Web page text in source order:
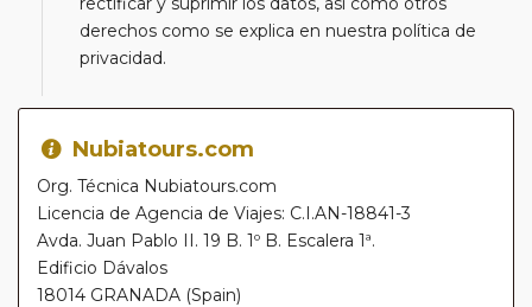
derechos como se explica en nuestra política de
privacidad.
Nubiatours.com
Org. Técnica Nubiatours.com
Licencia de Agencia de Viajes: C.I.AN-18841-3
Avda. Juan Pablo II. 19 B. 1º B. Escalera 1ª.
Edificio Dávalos
18014 GRANADA (Spain)